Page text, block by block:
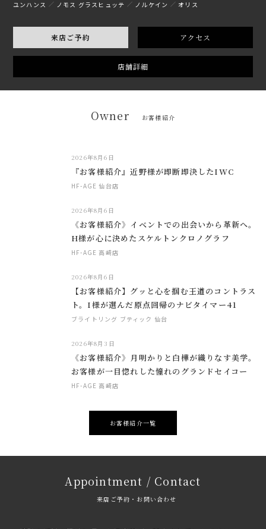
ユンハンス ノモス グラスヒュッテ ノルケイン オリス
来店ご予約 アクセス
店舗詳細
Owner お客様紹介
2026年8月6日
『お客様紹介』近野様が即断即決したIWC
HF-AGE 仙台店
2026年8月6日
《お客様紹介》イベントでの出会いから革新へ。
H様が心に決めたスケルトンクロノグラフ
HF-AGE 高崎店
2026年8月6日
【お客様紹介】グッと心を掴む王道のコントラス
ト。I様が選んだ原点回帰のナビタイマー41
ブライトリング ブティック 仙台
2026年8月3日
《お客様紹介》月明かりと白樺が織りなす美学。
お客様が一目惚れした憧れのグランドセイコー
HF-AGE 高崎店
お客様紹介一覧
Appointment / Contact
来店ご予約・お問い合わせ